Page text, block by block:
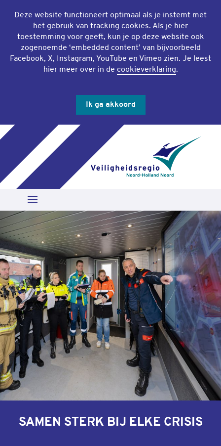
Deze website functioneert optimaal als je instemt met
het gebruik van tracking cookies. Als je hier
toestemming voor geeft, kun je op deze website ook
zogenoemde ‘embedded content’ van bijvoorbeeld
Facebook, X, Instagram, YouTube en Vimeo zien. Je leest
hier meer over in de cookieverklaring.
Ik ga akkoord
Open Menu
Zoeken
SAMEN STERK BIJ ELKE CRISIS